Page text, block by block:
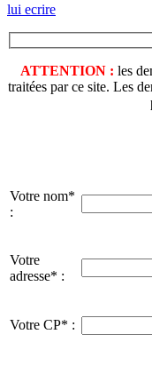
lui ecrire
ATTENTION : les
traitées par ce site. Les
Votre nom*
:
Votre
adresse* :
Votre CP* :